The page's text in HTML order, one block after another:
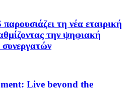
τη νέα εταιρική
την ψηφιακή
συνεργατών
Live beyond the